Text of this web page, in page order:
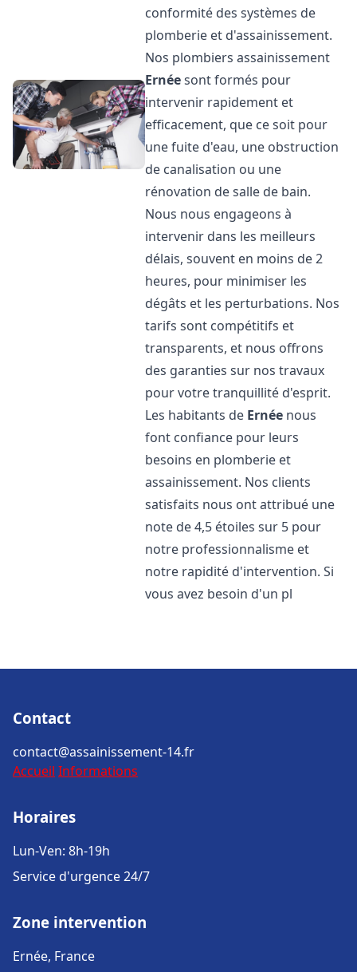
conformité des systèmes de
plomberie et d'assainissement.
Nos plombiers assainissement
Ernéesont formés pour
intervenir rapidement et
efficacement, que ce soit pour
une fuite d'eau, une obstruction
de canalisation ou une
rénovation de salle de bain.
Nous nous engageons à
intervenir dans les meilleurs
délais, souvent en moins de 2
heures, pour minimiser les
dégâts et les perturbations. Nos
tarifs sont compétitifs et
transparents, et nous offrons
des garanties sur nos travaux
pour votre tranquillité d'esprit.
Les habitants de Ernée nous
font confiance pour leurs
besoins en plomberie et
assainissement. Nos clients
satisfaits nous ont attribué une
note de 4,5 étoiles sur 5 pour
notre professionnalisme et
notre rapidité d'intervention. Si
vous avez besoin d'un pl
Contact
contact@assainissement-14.fr
Accueil Informations
Horaires
Lun-Ven: 8h-19h
Service d'urgence 24/7
Zone intervention
Ernée, France